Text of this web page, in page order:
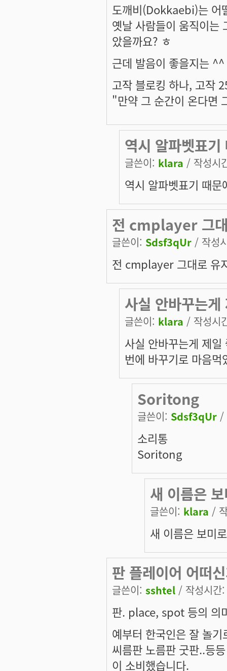
도깨비(Dokkaebi)는 어
옛날 사람들이 움직이는
았을까요? ㅎ
근데 발음이 좋을지는 ^^
고작 블로킹 하나, 고작
"만약 그 순간이 온다면
역시 알파벳표
글쓴이: klara / 작성시
역시 알파벳표기 때
전 cmplayer 그대
글쓴이: Sdsf3qUr / 작성
전 cmplayer 그대로 유
사실 안바꾸는
글쓴이: klara / 작성시
사실 안바꾸는게 제
번에 바꾸기로 마음먹
Soritong
글쓴이: Sdsf3qUr /
소리통
Soritong
새 이름은
글쓴이: klara /
새 이름은 보미
판 플레이어 어떠
글쓴이: sshtel / 작성시
판. place, spot 등의 의
예부터 한국인은 잘 놀
씨름판 노름판 굿판..등
이 소비했습니다.